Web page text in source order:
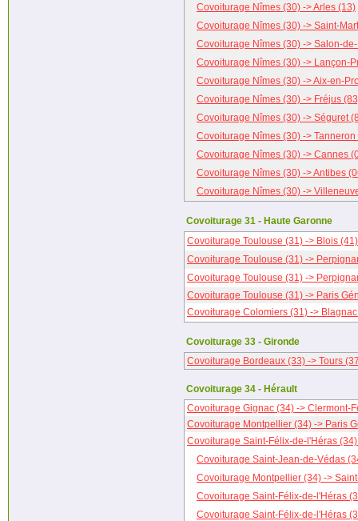
Covoiturage Nîmes (30) -> Arles (13)
Covoiturage Nîmes (30) -> Saint-
Covoiturage Nîmes (30) -> Salon-
Covoiturage Nîmes (30) -> Lançon-
Covoiturage Nîmes (30) -> Aix-en-
Covoiturage Nîmes (30) -> Fréjus
Covoiturage Nîmes (30) -> Séguret
Covoiturage Nîmes (30) -> Tanneron
Covoiturage Nîmes (30) -> Cannes
Covoiturage Nîmes (30) -> Antibes
Covoiturage Nîmes (30) ->
Covoiturage 31 - Haute Garonne
Covoiturage Toulouse (31) -> Blois (41)
Covoiturage Toulouse (31) ->
Covoiturage Toulouse (31) ->
Covoiturage Toulouse (31) -> Paris
Covoiturage Colomiers (31) ->
Covoiturage 33 - Gironde
Covoiturage Bordeaux (33) -> Tours
Covoiturage 34 - Hérault
Covoiturage Gignac (34) -> Clermont-
Covoiturage Montpellier (34) -> Paris
Covoiturage Saint-Félix-de-l'Héras
Covoiturage Saint-Jean-de-Védas
Covoiturage Montpellier (34) ->
Covoiturage Saint-Félix-de-l'Héras
Covoiturage Saint-Félix-de-l'Héras